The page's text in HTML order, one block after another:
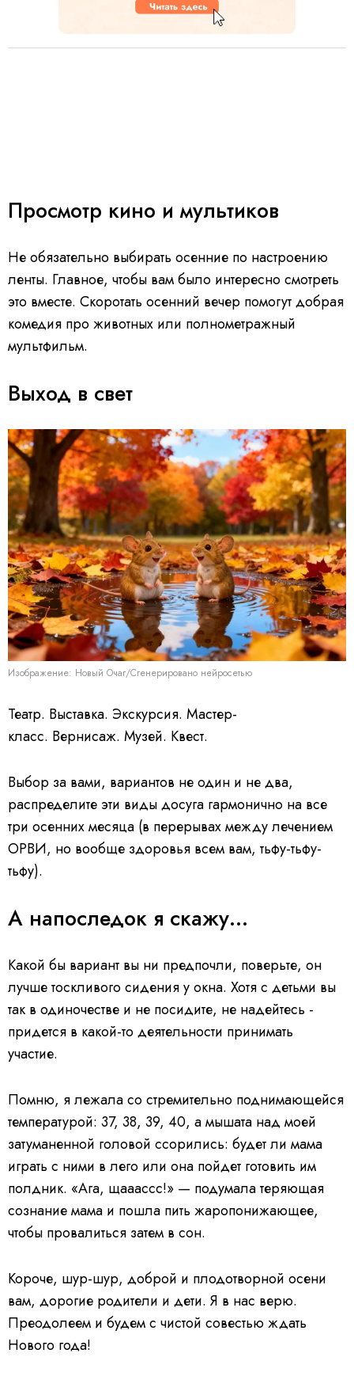
Просмотр кино и мультиков
Не обязательно выбирать осенние по настроению
ленты. Главное, чтобы вам было интересно смотреть
это вместе. Скоротать осенний вечер помогут добрая
комедия про животных или полнометражный
мультфильм.
Выход в свет
Изображение: Новый Очаг/Сгенерировано нейросетью
Театр. Выставка. Экскурсия. Мастер-
класс. Вернисаж. Музей. Квест.
Выбор за вами, вариантов не один и не два,
распределите эти виды досуга гармонично на все
три осенних месяца (в перерывах между лечением
ОРВИ, но вообще здоровья всем вам, тьфу-тьфу-
тьфу).
А напоследок я скажу...
Какой бы вариант вы ни предпочли, поверьте, он
лучше тоскливого сидения у окна. Хотя с детьми вы
так в одиночестве и не посидите, не надейтесь -
придется в какой-то деятельности принимать
участие.
Помню, я лежала со стремительно поднимающейся
температурой: 37, 38, 39, 40, а мышата над моей
затуманенной головой ссорились: будет ли мама
играть с ними в лего или она пойдет готовить им
полдник. «Ага, щааассс!» — подумала теряющая
сознание мама и пошла пить жаропонижающее,
чтобы провалиться затем в сон.
Короче, шур-шур, доброй и плодотворной осени
вам, дорогие родители и дети. Я в нас верю.
Преодолеем и будем с чистой совестью ждать
Нового года!